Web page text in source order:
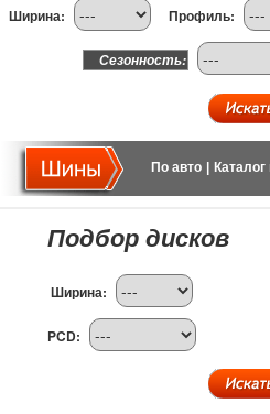
Ширина: Профиль:
Сезонность:
По авто
Подбор дисков
Ширина:
PCD: